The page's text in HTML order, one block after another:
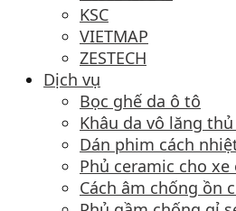
KSC
VIETMAP
ZESTECH
Dịch vụ
Bọc ghế da ô tô
Khâu da vô lăng
Dán phim cách
Phủ ceramic cho xe
Cách âm chống ồn